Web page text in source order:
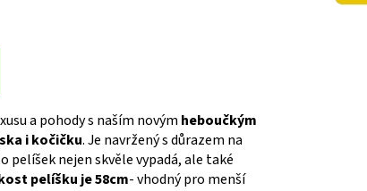
a pohody s naším novým heboučkým
i kočičku. Je navržený s důrazem na
pelíšek nejen skvěle vypadá, ale také
pelíšku je 58cm- vhodný pro menší